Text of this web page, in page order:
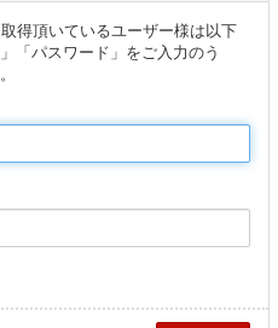
得頂いているユーザー様は以下
「パスワード」をご入力のう